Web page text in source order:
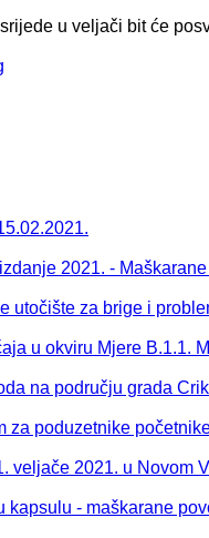
u veljači bit će
2021. -
utočište za brige i
u okviru Mjere B.1.1.
na području grada
za poduzetnike
veljače 2021. u Novom
kapsulu - maškarane